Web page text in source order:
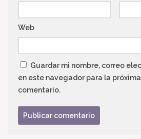
Web
Guardar mi nombre, correo
en este navegador para la
comentario.